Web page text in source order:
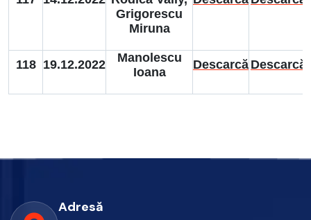
Grigorescu
Miruna
118 19.12.2022
Manolescu
Ioana
Descarcă Descarcă
Adresă